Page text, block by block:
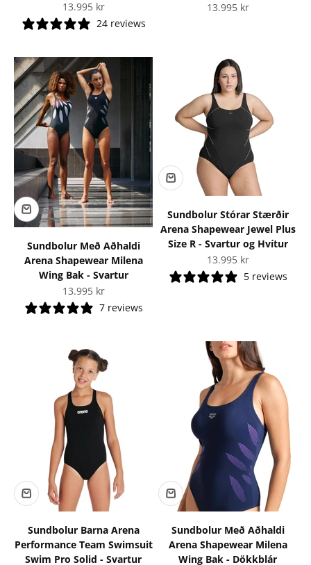
Tilboðsverð
13.995 kr
24 reviews
Tilboðsverð
13.995 kr
Sundbolur Með Aðhaldi
Arena Shapewear Milena
Wing Bak - Svartur
Tilboðsverð
13.995 kr
7 reviews
Sundbolur Stórar Stærðir
Arena Shapewear Jewel Plus
Size R - Svartur og Hvítur
Tilboðsverð
13.995 kr
5 reviews
Sundbolur Barna Arena
Performance Team Swimsuit
Swim Pro Solid - Svartur
Sundbolur Með Aðhaldi
Arena Shapewear Milena
Wing Bak - Dökkblár